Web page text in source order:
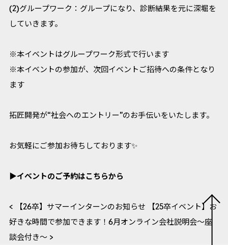
(2)グループワーク：グループになり、診断結果を元に深堀を
していきます。
※本イベントはグループワーク形式で行います
※本イベントの参加が、次回イベントご招待への条件となり
ます
拓匠開発が“社会へのエントリー”のお手伝いをいたします。
お気軽にご参加お待ちしております✨
▶イベントのご予約はこちらから
< 【26卒】サマーインターンのお知らせ
【25卒イベント】お
好きな時間で参加できます！6月オンライン会社説明会～座
談会付き～ >